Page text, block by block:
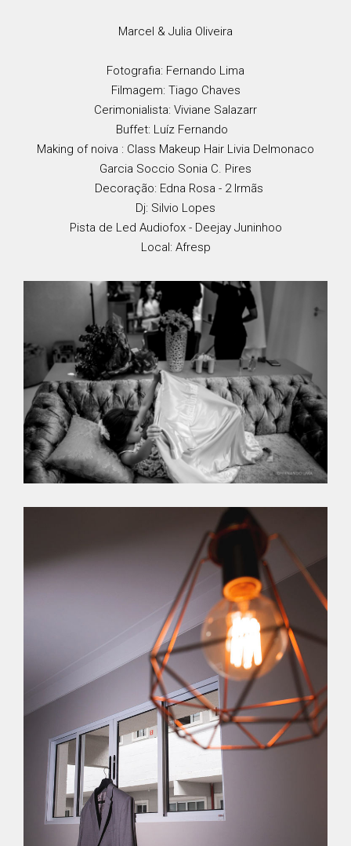
Marcel & Julia Oliveira
Fotografia: Fernando Lima
Filmagem: Tiago Chaves
Cerimonialista: Viviane Salazarr
Buffet: Luíz Fernando
Making of noiva : Class Makeup Hair Livia Delmonaco
Garcia Soccio Sonia C. Pires
Decoração: Edna Rosa - 2 Irmãs
Dj: Silvio Lopes
Pista de Led Audiofox - Deejay Juninhoo
Local: Afresp